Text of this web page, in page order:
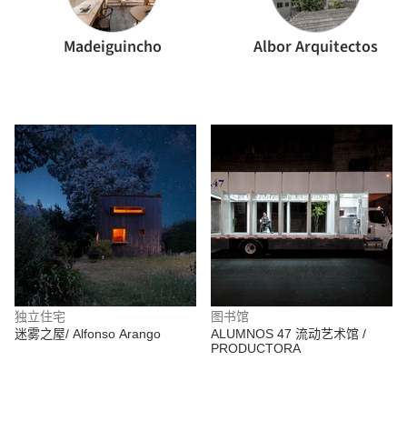
Madeiguincho Albor Arquitectos
独立住宅
迷雾之屋/ Alfonso Arango
图书馆
ALUMNOS 47 流动艺术馆 /
PRODUCTORA